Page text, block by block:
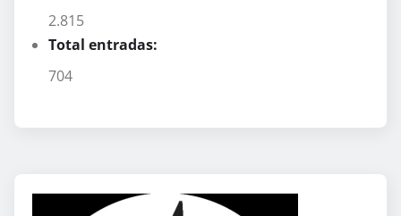
2.815
Total entradas:
704